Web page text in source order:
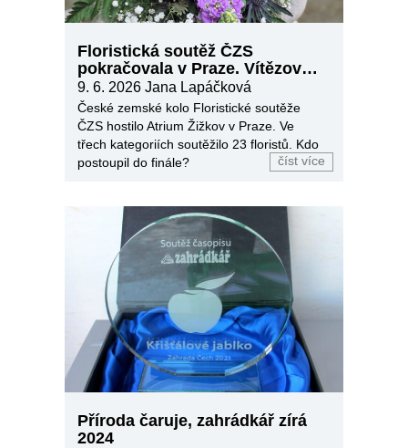
Floristická soutěž ČZS
pokračovala v Praze. Vítězové
míří do finále
9. 6. 2026 Jana Lapáčková
České zemské kolo Floristické soutěže
ČZS hostilo Atrium Žižkov v Praze. Ve
třech kategoriích soutěžilo 23 floristů. Kdo
postoupil do finále?
číst více
Příroda čaruje, zahrádkář zírá
2024